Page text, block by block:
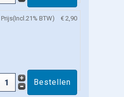
Prijs(Incl.21% BTW) € 2,90